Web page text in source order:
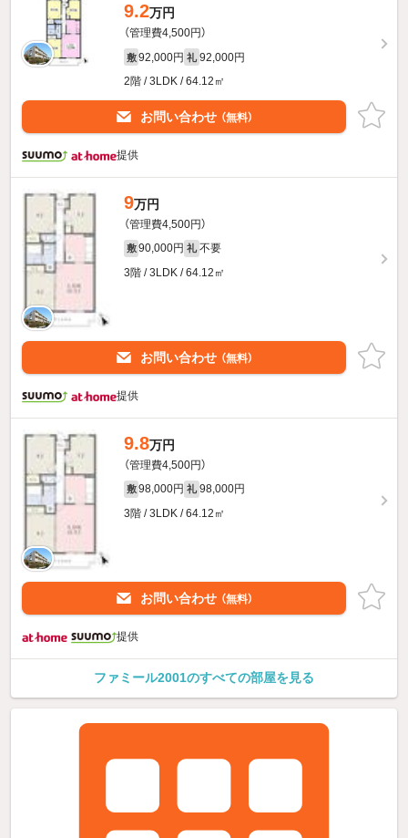
9.2万円
（管理費4,500円）
敷 92,000円 礼 92,000円
2階 / 3LDK / 64.12㎡
お問い合わせ （無料）
提供
9万円
（管理費4,500円）
敷 90,000円 礼 不要
3階 / 3LDK / 64.12㎡
お問い合わせ （無料）
提供
9.8万円
（管理費4,500円）
敷 98,000円 礼 98,000円
3階 / 3LDK / 64.12㎡
お問い合わせ （無料）
提供
ファミール2001のすべての部屋を見る